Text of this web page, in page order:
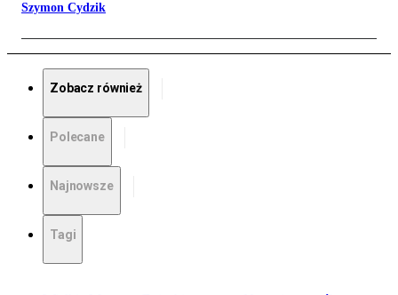
Szymon Cydzik
Zobacz również
Polecane
Najnowsze
Tagi